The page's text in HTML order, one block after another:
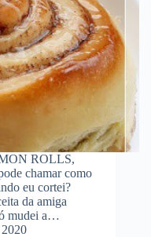
ROLLS,
chamar como
eu cortei?
da amiga
mudei a…